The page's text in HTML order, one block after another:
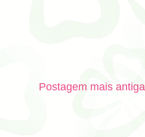
Postagem mais antiga